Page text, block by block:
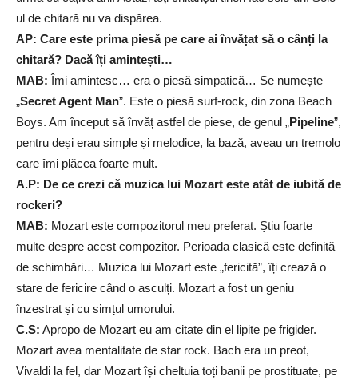
ul de chitară nu va dispărea.
AP: Care este prima piesă pe care ai învățat să o cânți la
chitară? Dacă îți amintești…
MAB: Îmi amintesc… era o piesă simpatică… Se numește
„Secret Agent Man”. Este o piesă surf-rock, din zona Beach
Boys. Am început să învăț astfel de piese, de genul „Pipeline”,
pentru deși erau simple și melodice, la bază, aveau un tremolo
care îmi plăcea foarte mult.
A.P: De ce crezi că muzica lui Mozart este atât de iubită de
rockeri?
MAB: Mozart este compozitorul meu preferat. Știu foarte
multe despre acest compozitor. Perioada clasică este definită
de schimbări… Muzica lui Mozart este „fericită”, îți crează o
stare de fericire când o asculți. Mozart a fost un geniu
înzestrat și cu simțul umorului.
C.S: Apropo de Mozart eu am citate din el lipite pe frigider.
Mozart avea mentalitate de star rock. Bach era un preot,
Vivaldi la fel, dar Mozart își cheltuia toți banii pe prostituate, pe